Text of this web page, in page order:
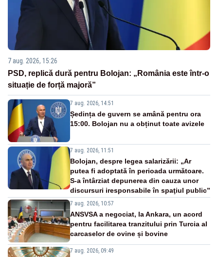
7 aug. 2026, 15:26
PSD, replică dură pentru Bolojan: „România este într-o
situație de forță majoră”
7 aug. 2026, 14:51
Ședința de guvern se amână pentru ora
15:00. Bolojan nu a obținut toate avizele
7 aug. 2026, 11:51
Bolojan, despre legea salarizării: „Ar
putea fi adoptată în perioada următoare.
S-a întârziat depunerea din cauza unor
discursuri iresponsabile în spaţiul public”
7 aug. 2026, 10:57
ANSVSA a negociat, la Ankara, un acord
pentru facilitarea tranzitului prin Turcia al
carcaselor de ovine și bovine
7 aug. 2026, 09:49